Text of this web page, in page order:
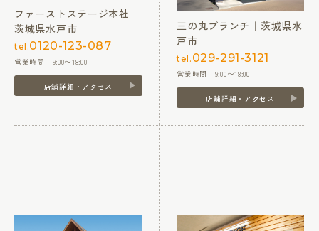
ファーストステージ本社｜
茨城県水戸市
tel.0120-123-087
営業時間 9:00〜18:00
店舗詳細・アクセス
三の丸ブランチ｜茨城県水
戸市
tel. 029-291-3121
営業時間 9:00〜18:00
店舗詳細・アクセス